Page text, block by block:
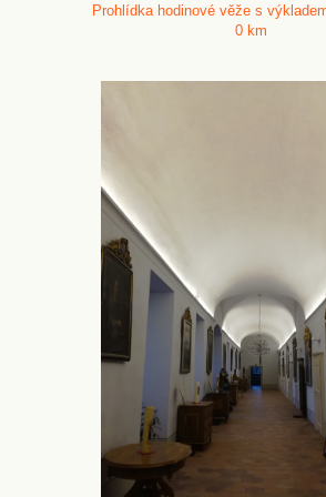
Prohlídka hodinové věže s
0 km